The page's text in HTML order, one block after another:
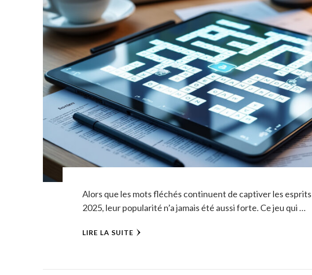
Alors que les mots fléchés continuent de captiver les
2025, leur popularité n’a jamais été aussi forte. Ce jeu qui …
LIRE LA SUITE